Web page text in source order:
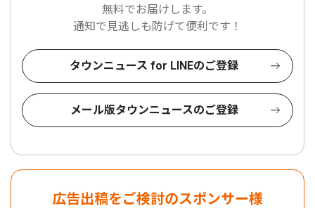
無料でお届けします。
通知で見逃しも防げて便利です！
タウンニュース for LINEのご登録
メール版タウンニュースのご登録
広告出稿をご検討のスポンサー様